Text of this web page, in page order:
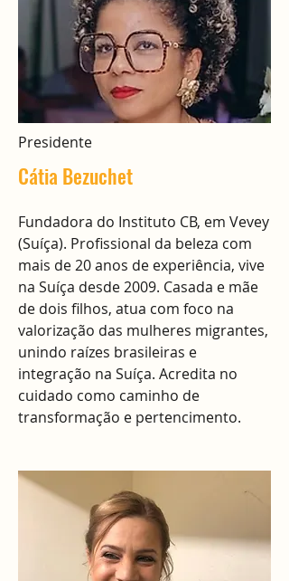
Presidente
Cátia Bezuchet
Fundadora do Instituto CB, em Vevey
(Suíça). Profissional da beleza com
mais de 20 anos de experiência, vive
na Suíça desde 2009. Casada e mãe
de dois filhos, atua com foco na
valorização das mulheres migrantes,
unindo raízes brasileiras e
integração na Suíça. Acredita no
cuidado como caminho de
transformação e pertencimento.